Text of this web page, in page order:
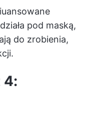
pod maską,
do zrobienia,
4: